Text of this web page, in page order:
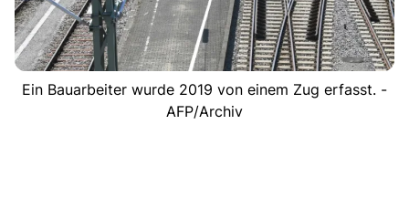
Ein Bauarbeiter wurde 2019 von einem Zug erfasst. -
AFP/Archiv